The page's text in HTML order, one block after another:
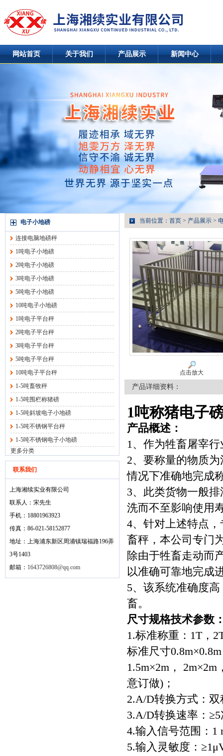
网站首页 关于我们 产品展示 新闻中心
电子小地磅
连接电脑地磅秤
1吨电子小地磅
2吨电子小地磅
3吨电子小地磅
5吨电子小地磅
10吨电子小地磅
1吨电子平台秤
2吨电子平台秤
3吨电子平台秤
5吨电子平台秤
10吨电子平台秤
1-5吨畜牧秤
1-5吨围栏称猪磅
1-5吨斜坡电子小地磅
1-5吨不锈钢平台秤
1-5吨不锈钢电子小地磅
更多分类
联系我们
上海湘续实业有限公司
联系人：宋先生
手机：18801963923
传真：86-021-58152877
地址：上海浦东新区周浦镇瑞福路196弄
3号1403
邮箱： 1643726808@qq.com
当前位置： 首页 > 产品展示 >
点击放大
产品详细资料：
1吨称猪电子
产品概述：
1、作为牲畜屠宰
2、要称量的物质
情况下准确地完成
3、此类货物一般
洗而不至影响使用
4、针对上述特点
畜秤，本公司专门
除由于牲畜走动而
以准确可靠地完成
5、该系统准确度
畜。
尺寸规格技术参数
1.标准称重：1T，
标准尺寸
1.5m×2m，
意订做)；
2.A/D转换方式：
3.A/D转换速率：
4.输入信号范围：1
5.输入灵敏度：